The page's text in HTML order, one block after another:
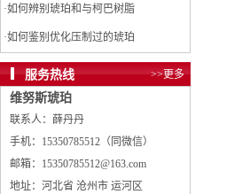
·如何辨别琥珀和与柯巴树脂
·如何鉴别优化压制过的琥珀
服务热线 >>更多
维努斯琥珀
联系人：薛丹丹
手机：15350785512（同微信）
邮箱：15350785512@163.com
地址：河北省 沧州市 运河区